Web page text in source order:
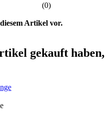
(0)
Artikel vor.
gekauft haben,